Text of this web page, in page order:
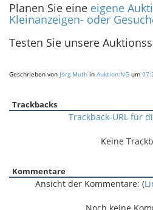
Planen Sie eine eigene
Kleinanzeigen- oder
Testen Sie unsere
Geschrieben von Jörg Muth in Auktion:NG um
Trackbacks
Trackback-URL für
Keine
Kommentare
Ansicht der Kommentare: (